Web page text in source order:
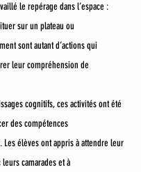
le repérage dans l’espace :
sur un plateau ou
sont autant d’actions qui
leur compréhension de
cognitifs, ces activités ont été
des compétences
Les élèves ont appris à attendre leur
camarades et à